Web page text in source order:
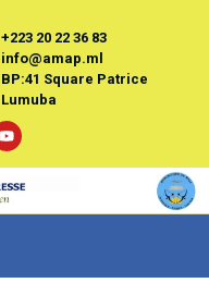
+223 20 22 36 83
info@amap.ml
BP:41 Square Patrice
Lumuba